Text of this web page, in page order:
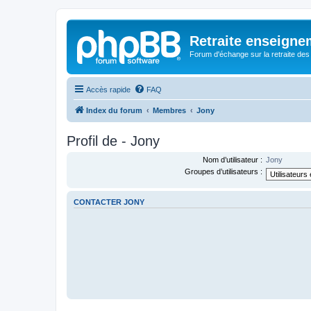
Retraite
Forum d'échange sur la retraite
Accès rapide FAQ
Index du forum Membres Jony
Profil de - Jony
Nom d’utilisateur : Jony
Groupes d’utilisateurs :
CONTACTER JONY